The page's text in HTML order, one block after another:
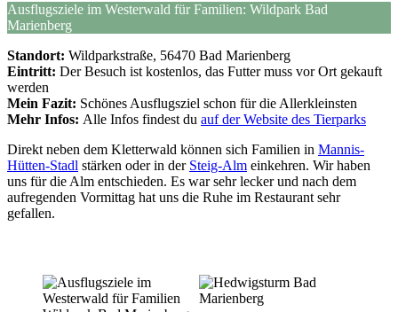
Ausflugsziele im Westerwald für Familien: Wildpark Bad
Marienberg
Standort: Wildparkstraße, 56470 Bad Marienberg
Eintritt: Der Besuch ist kostenlos, das Futter muss vor Ort gekauft
werden
Mein Fazit: Schönes Ausflugsziel schon für die Allerkleinsten
Mehr Infos: Alle Infos findest du auf der Website des Tierparks
Direkt neben dem Kletterwald können sich Familien in Mannis-
Hütten-Stadl stärken oder in der Steig-Alm einkehren. Wir haben
uns für die Alm entschieden. Es war sehr lecker und nach dem
aufregenden Vormittag hat uns die Ruhe im Restaurant sehr
gefallen.